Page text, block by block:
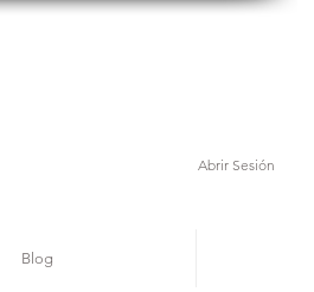
Abrir Sesión
Blog